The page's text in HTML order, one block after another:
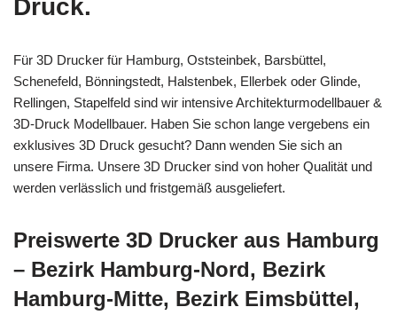
Druck.
Für 3D Drucker für Hamburg, Oststeinbek, Barsbüttel,
Schenefeld, Bönningstedt, Halstenbek, Ellerbek oder Glinde,
Rellingen, Stapelfeld sind wir intensive Architekturmodellbauer &
3D-Druck Modellbauer. Haben Sie schon lange vergebens ein
exklusives 3D Druck gesucht? Dann wenden Sie sich an
unsere Firma. Unsere 3D Drucker sind von hoher Qualität und
werden verlässlich und fristgemäß ausgeliefert.
Preiswerte 3D Drucker aus Hamburg
– Bezirk Hamburg-Nord, Bezirk
Hamburg-Mitte, Bezirk Eimsbüttel,